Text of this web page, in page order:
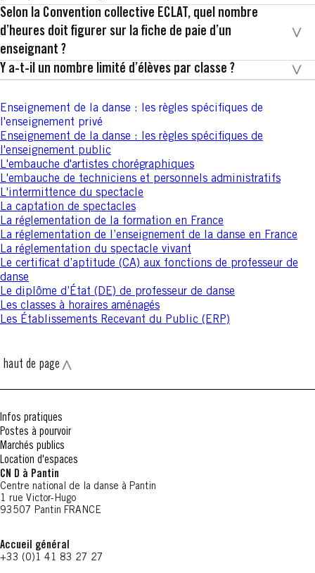
Selon la Convention collective ECLAT, quel nombre
d’heures doit figurer sur la fiche de paie d’un
enseignant ?
Y a-t-il un nombre limité d’élèves par classe ?
Enseignement de la danse : les règles spécifiques de
l'enseignement privé
Enseignement de la danse : les règles spécifiques de
l'enseignement public
L'embauche d'artistes chorégraphiques
L'embauche de techniciens et personnels administratifs
L'intermittence du spectacle
La captation de spectacles
La réglementation de la formation en France
La réglementation de l’enseignement de la danse en France
La réglementation du spectacle vivant
Le certificat d’aptitude (CA) aux fonctions de professeur de
danse
Le diplôme d’État (DE) de professeur de danse
Les classes à horaires aménagés
Les Établissements Recevant du Public (ERP)
haut de page
Infos pratiques
Postes à pourvoir
Marchés publics
Location d'espaces
CN D à Pantin
Centre national de la danse à Pantin
1 rue Victor-Hugo
93507 Pantin FRANCE
Accueil général
+33 (0)1 41 83 27 27